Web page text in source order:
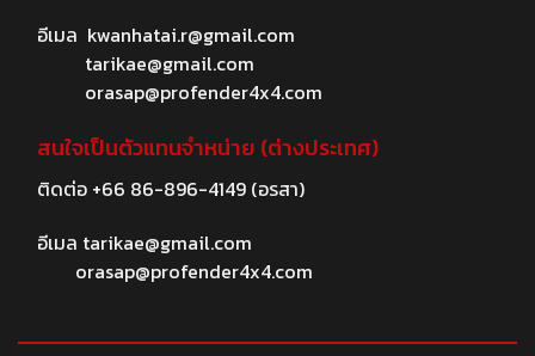
อีเมล kwanhatai.r@gmail.com
tarikae@gmail.com
orasap@profender4x4.com
สนใจเป็นตัวแทนจำหน่าย (ต่างประเทศ)
ติดต่อ +66 86-896-4149(อรสา)
อีเมล tarikae@gmail.com
orasap@profender4x4.com